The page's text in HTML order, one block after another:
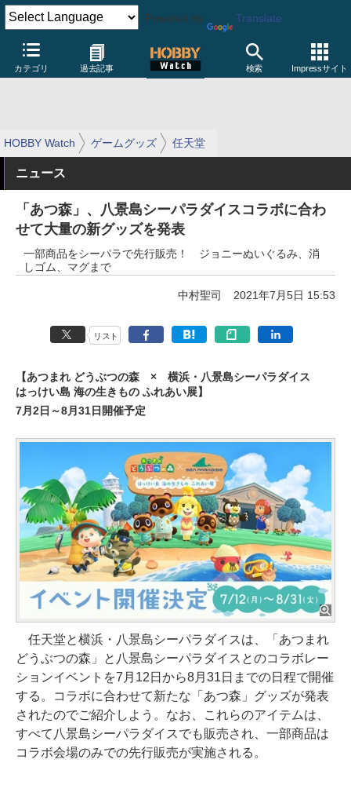
Powered by Translate
カテゴリ 過去記事 検索 Impressサイト
HOBBY Watch ゲームグッズ 任天堂
ニュース
「あつ森」、八景島シーパラダイスコラボに合わ
せて大量の新グッズを発表
一部商品をシーパラで先行販売！ ジョニーぬいぐるみ、消
しゴム、マグまで
中村聖司 2021年7月5日 15:53
リスト
【あつまれ どうぶつの森 × 横浜・八景島シーパラダイス
はっけい島 海の生きもの ふれあい展】
7月2日～8月31日開催予定
任天堂と横浜・八景島シーパラダイスは、「あつまれ
どうぶつの森」と八景島シーパラダイスとのコラボレー
ションイベントを7月12日から8月31日までの日程で開催
する。コラボに合わせて新たな「あつ森」グッズが発表
されたのでご紹介しよう。なお、これらのアイテムは、
すべて八景島シーパラダイスでも販売され、一部商品は
コラボ会場のみでの先行販売が実施される。